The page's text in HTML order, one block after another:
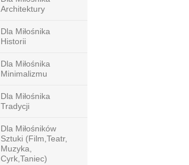
Architektury
Dla Miłośnika
Historii
Dla Miłośnika
Minimalizmu
Dla Miłośnika
Tradycji
Dla Miłośników
Sztuki (film,teatr,
Muzyka,
Cyrk,taniec)